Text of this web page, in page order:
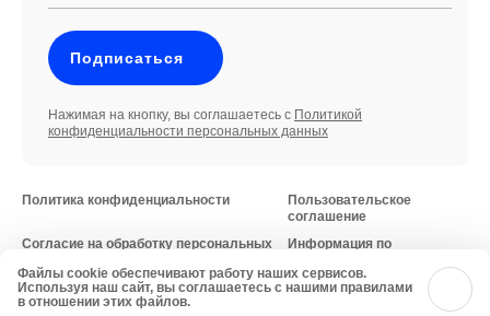
Подписаться
Нажимая на кнопку, вы соглашаетесь с Политикой
конфиденциальности персональных данных
Политика конфиденциальности
Согласие на обработку персональных
Пользовательское
соглашение
Информация по
Минцифры России
© 2026 iFellow
Файлы cookie обеспечивают работу наших сервисов.
Используя наш сайт, вы соглашаетесь с нашими правилами
в отношении этих файлов.